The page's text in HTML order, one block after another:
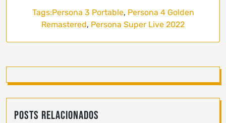
Tags:Persona 3 Portable, Persona 4 Golden
Remastered, Persona Super Live 2022
Posts Relacionados